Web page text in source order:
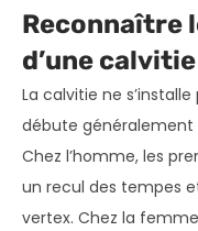
Reconnaître
d’une
La calvitie ne
débute généralement
Chez l’homme, les
un recul des tempes
vertex. Chez la